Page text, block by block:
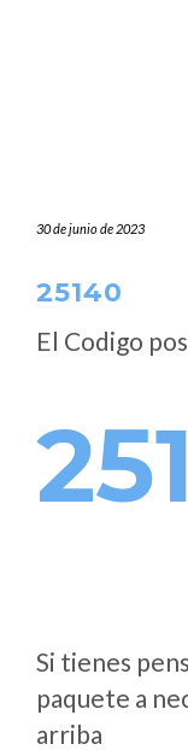
30 de junio de 2023
25140
El Codigo
Si tienes
paquete a
arriba